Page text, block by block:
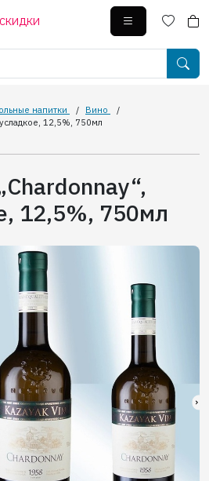
СКИДКИ
напитки / Вино
/
12,5%, 750мл
12,5%, 750мл